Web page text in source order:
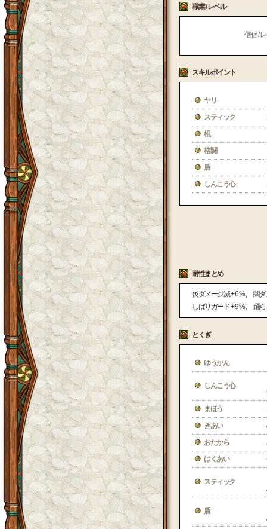
職業 / レベル
僧侶 /
スキルポイント
ヤリ
スティック
棍
格闘
盾
しんこう心
耐性まとめ
炎ダメージ減+ 6 %
闇
しばりガード+ 9 % 踊
とくぎ
ゆうかん
しんこう心
まほう
きあい
おたから
はくあい
スティック
盾